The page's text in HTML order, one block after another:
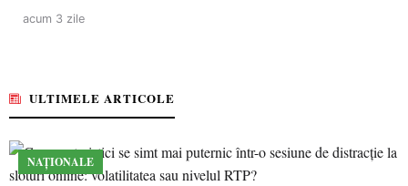
acum 3 zile
ULTIMELE ARTICOLE
NAȚIONALE